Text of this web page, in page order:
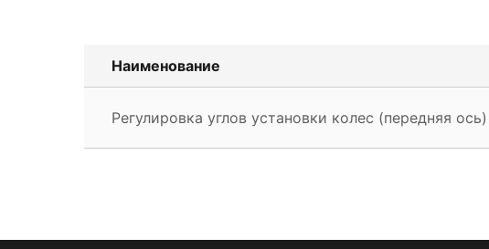
Наименование
Регулировка углов установки колес (передняя ось)